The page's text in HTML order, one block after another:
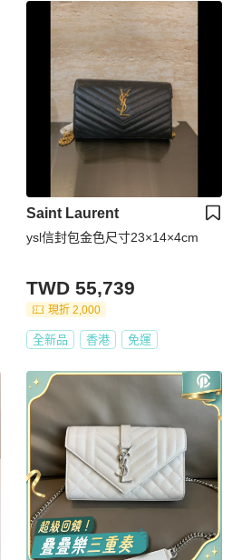
Saint Laurent
ysl信封包金色尺寸23×14×4cm
TWD 55,739
現折 2,000
全新品 香港 免運